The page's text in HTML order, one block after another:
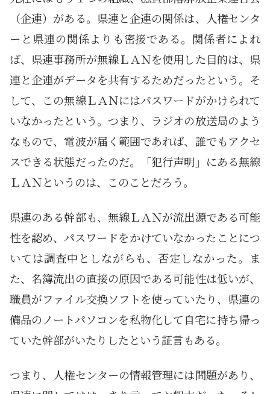
（企連）がある。県連と企連の関係は、人権センタ
ーと県連の関係よりも密接である。関係者によれ
ば、県連事務所が無線ＬＡＮを使用した目的は、県
連と企連がデータを共有するためだったという。そ
して、この無線ＬＡＮにはパスワードがかけられて
いなかったという。つまり、ラジオの放送局のよう
なもので、電波が届く範囲であれば、誰でもアクセ
スできる状態だったのだ。「犯行声明」にある無線
ＬＡＮというのは、このことだろう。
県連のある幹部も、無線ＬＡＮが流出源である可能
性を認め、パスワードをかけていなかったことにつ
いては調査中としながらも、否定しなかった。ま
た、名簿流出の直接の原因である可能性は低いが、
職員がファイル交換ソフトを使っていたり、県連の
備品のノートパソコンを私物化して自宅に持ち帰っ
ていた幹部がいたりしたという証言もある。
つまり、人権センターの情報管理には問題があり、